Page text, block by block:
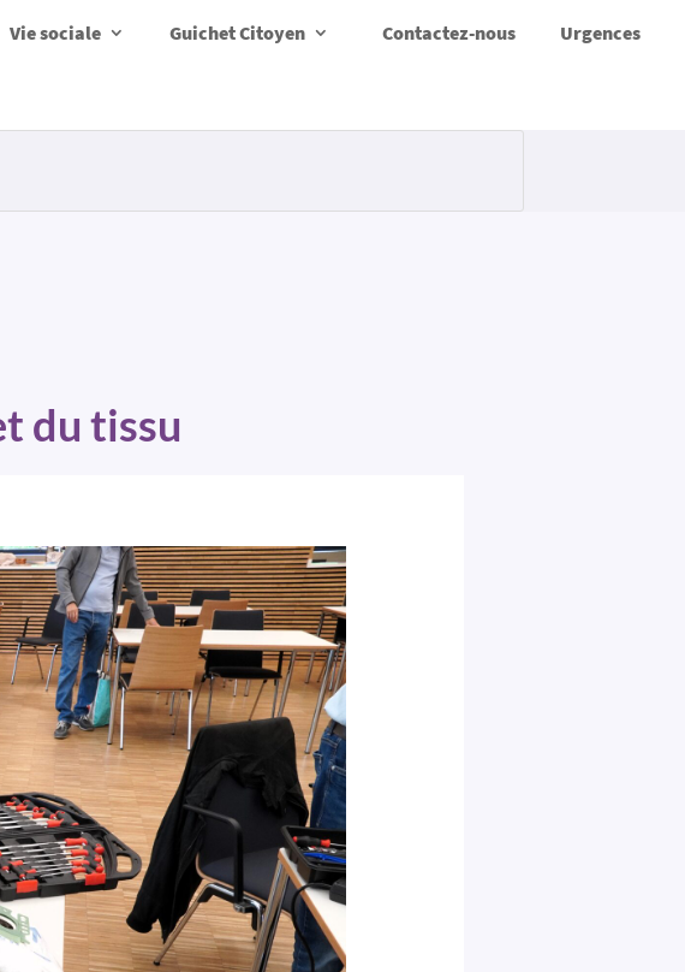
Vie sociale Guichet Citoyen Contactez-nous Urgences
du tissu